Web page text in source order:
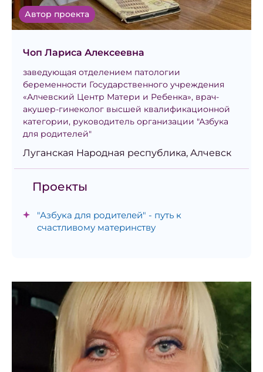
Автор проекта
Чоп Лариса Алексеевна
заведующая отделением патологии
беременности Государственного учреждения
«Алчевский Центр Матери и Ребенка», врач-
акушер-гинеколог высшей квалификационной
категории, руководитель организации "Азбука
для родителей"
Луганская Народная республика, Алчевск
Проекты
"Азбука для родителей" - путь к
счастливому материнству